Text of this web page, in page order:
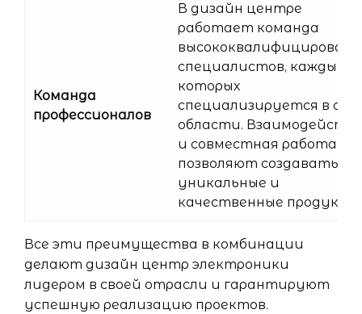
Команда
профессионалов
В дизайн центре
работает команда
специалистов, каждый
которых
специализируется в
области.
и совместная работа
позволяют создавать
уникальные и
качественные
Все эти преимущества в комбинации
делают дизайн центр электроники
лидером в своей отрасли и гарантируют
успешную реализацию проектов.